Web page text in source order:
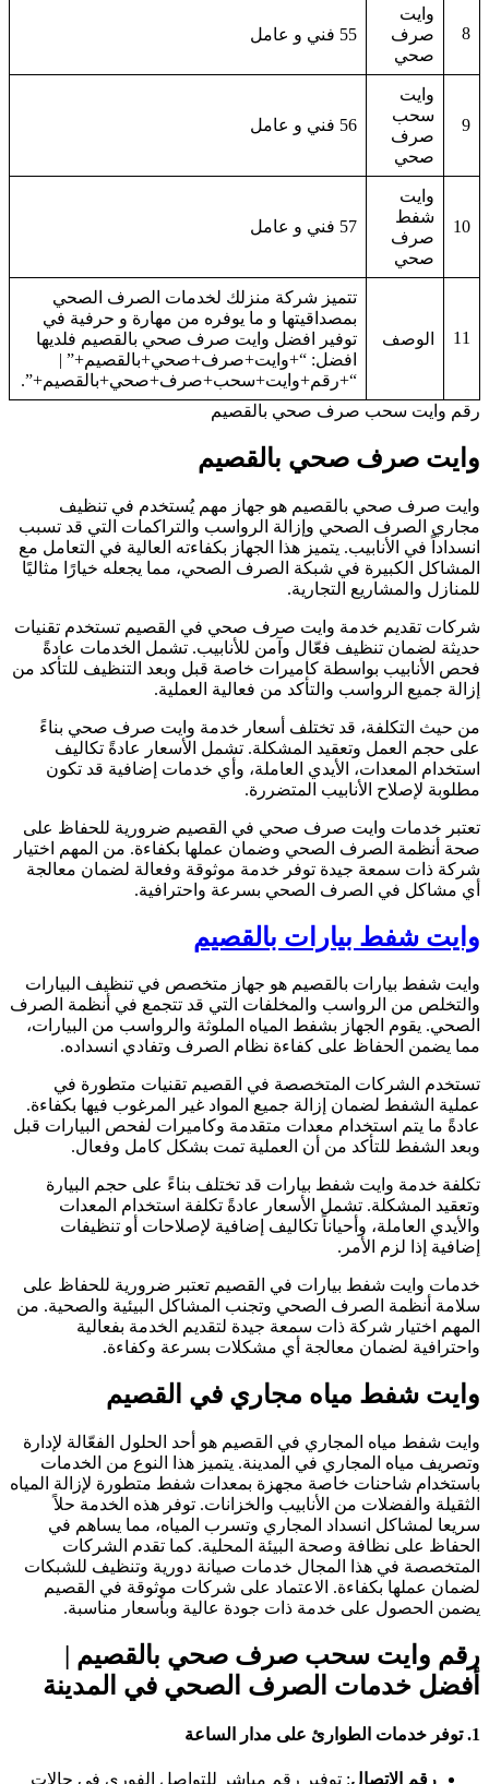
وايت
صرف
صحي
55 فني و عامل
وايت
سحب
صرف
صحي
56 فني و عامل
10
وايت
شفط
صرف
صحي
57 فني و عامل
11 الوصف
تتميز شركة منزلك لخدمات الصرف الصحي
بمصداقيتها و ما يوفره من مهارة و حرفية في
توفير افضل وايت صرف صحي بالقصيم فلديها
افضل: “+وايت+صرف+صحي+بالقصيم+” |
“+رقم+وايت+سحب+صرف+صحي+بالقصيم+”.
وايت سحب صرف صحي بالقصيم
صرف صحي بالقصيم
صرف صحي بالقصيم هو جهاز مهم يُستخدم في تنظيف
الصرف الصحي وإزالة الرواسب والتراكمات التي قد تسبب
في الأنابيب. يتميز هذا الجهاز بكفاءته العالية في التعامل مع
الكبيرة في شبكة الصرف الصحي، مما يجعله خيارًا مثاليًا
والمشاريع التجارية.
تقديم خدمة وايت صرف صحي في القصيم تستخدم تقنيات
لضمان تنظيف فعّال وآمن للأنابيب. تشمل الخدمات عادةً
الأنابيب بواسطة كاميرات خاصة قبل وبعد التنظيف للتأكد من
جميع الرواسب والتأكد من فعالية العملية.
حيث التكلفة، قد تختلف أسعار خدمة وايت صرف صحي بناءً
حجم العمل وتعقيد المشكلة. تشمل الأسعار عادةً تكاليف
المعدات، الأيدي العاملة، وأي خدمات إضافية قد تكون
لإصلاح الأنابيب المتضررة.
خدمات وايت صرف صحي في القصيم ضرورية للحفاظ على
أنظمة الصرف الصحي وضمان عملها بكفاءة. من المهم اختيار
ذات سمعة جيدة توفر خدمة موثوقة وفعالة لضمان معالجة
مشاكل في الصرف الصحي بسرعة واحترافية.
شفط بيارات بالقصيم
شفط بيارات بالقصيم هو جهاز متخصص في تنظيف البيارات
من الرواسب والمخلفات التي قد تتجمع في أنظمة الصرف
يقوم الجهاز بشفط المياه الملوثة والرواسب من البيارات،
يضمن الحفاظ على كفاءة نظام الصرف وتفادي انسداده.
الشركات المتخصصة في القصيم تقنيات متطورة في
الشفط لضمان إزالة جميع المواد غير المرغوب فيها بكفاءة.
ما يتم استخدام معدات متقدمة وكاميرات لفحص البيارات قبل
الشفط للتأكد من أن العملية تمت بشكل كامل وفعال.
خدمة وايت شفط بيارات قد تختلف بناءً على حجم البيارة
المشكلة. تشمل الأسعار عادةً تكلفة استخدام المعدات
العاملة، وأحياناً تكاليف إضافية لإصلاحات أو تنظيفات
إذا لزم الأمر.
وايت شفط بيارات في القصيم تعتبر ضرورية للحفاظ على
أنظمة الصرف الصحي وتجنب المشاكل البيئية والصحية. من
اختيار شركة ذات سمعة جيدة لتقديم الخدمة بفعالية
لضمان معالجة أي مشكلات بسرعة وكفاءة.
شفط مياه مجاري في القصيم
شفط مياه المجاري في القصيم هو أحد الحلول الفعّالة لإدارة
مياه المجاري في المدينة. يتميز هذا النوع من الخدمات
شاحنات خاصة مجهزة بمعدات شفط متطورة لإزالة المياه
والفضلات من الأنابيب والخزانات. توفر هذه الخدمة حلاً
لمشاكل انسداد المجاري وتسرب المياه، مما يساهم في
على نظافة وصحة البيئة المحلية. كما تقدم الشركات
في هذا المجال خدمات صيانة دورية وتنظيف للشبكات
عملها بكفاءة. الاعتماد على شركات موثوقة في القصيم
الحصول على خدمة ذات جودة عالية وبأسعار مناسبة.
وايت سحب صرف صحي بالقصيم |
خدمات الصرف الصحي في المدينة
توفر خدمات الطوارئ على مدار الساعة
رقم الاتصال: توفير رقم مباشر للتواصل الفوري في حالات